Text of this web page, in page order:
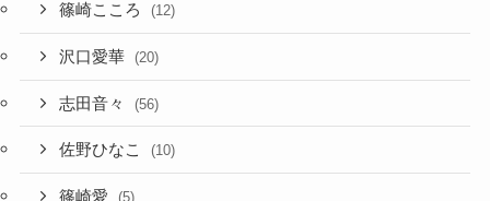
篠崎こころ (12)
沢口愛華 (20)
志田音々 (56)
佐野ひなこ (10)
篠崎愛 (5)